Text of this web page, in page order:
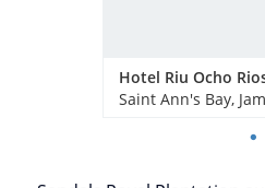
Hotel Riu Ocho
Saint Ann's Bay,